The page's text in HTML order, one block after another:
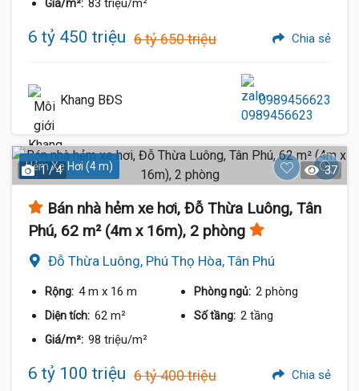
Giá/m²: 83 triệu/m²
6 tỷ 450 triệu 6 tỷ 650 triệu Chia sẻ
Khang BĐS 0989456623
Hẻm Xe Hơi (4 m)
1 / 4 37
Bán nhà hẻm xe hơi, Đỗ Thừa Luông, Tân
Phú, 62 m² (4m x 16m), 2 phòng
Đỗ Thừa Luông, Phú Thọ Hòa, Tân Phú
Rộng: 4 m x 16 m Phòng ngủ: 2 phòng
Diện tích: 62 m² Số tầng: 2 tầng
Giá/m²: 98 triệu/m²
6 tỷ 100 triệu 6 tỷ 400 triệu Chia sẻ